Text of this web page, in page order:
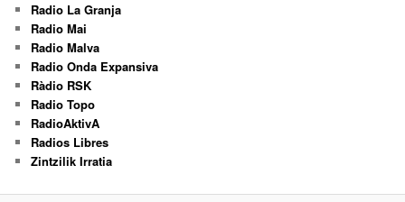
Radio La Granja
Radio Mai
Radio Malva
Radio Onda Expansiva
Ràdio RSK
Radio Topo
RadioAktivA
Radios Libres
Zintzilik Irratia